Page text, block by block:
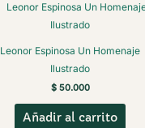
Leonor Espinosa Un Homenaje
Ilustrado
$50.000
Añadir al carrito